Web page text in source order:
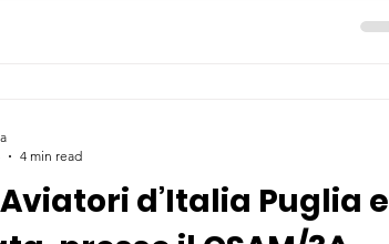
d’Italia Puglia e
4 min read